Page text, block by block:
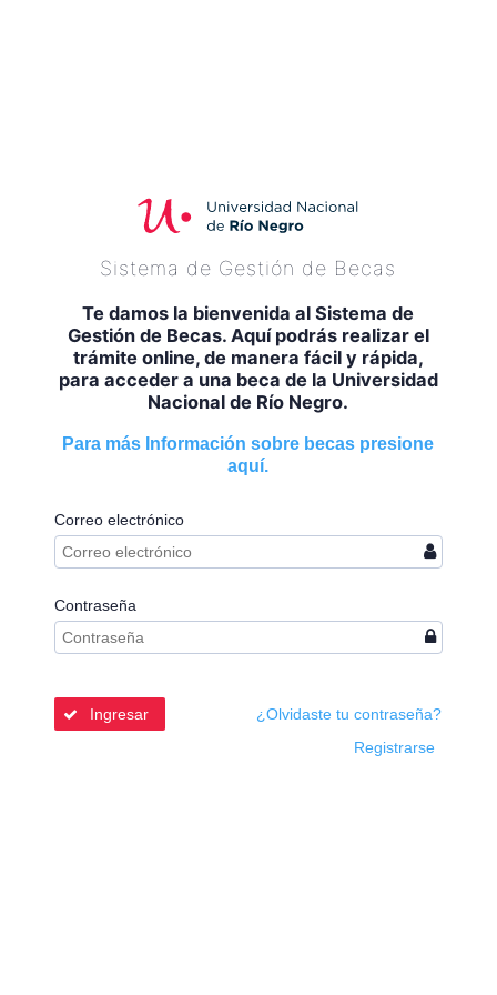
Sistema de Gestión de Becas
Te damos la bienvenida al Sistema de
Gestión de Becas. Aquí podrás realizar el
trámite online, de manera fácil y rápida,
para acceder a una beca de la Universidad
Nacional de Río Negro.
Para más Información sobre becas presione
aquí.
Correo electrónico
Contraseña
Ingresar
¿Olvidaste tu contraseña?
Registrarse